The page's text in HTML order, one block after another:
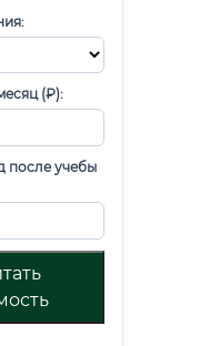
(₽):
после учебы